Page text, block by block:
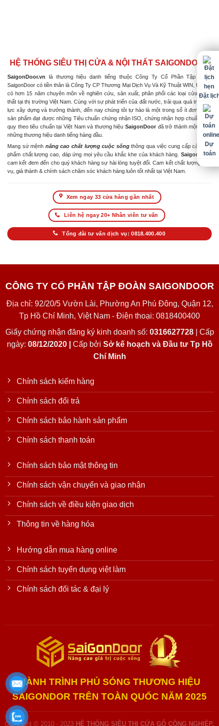
HỆ THỐNG SIÊU THỊ CỬA & NỘI THẤT SAIGONDOOR
SaigonDoor.vn là thương hiệu danh tiếng thuộc Công Ty Cổ Phần Tập Đoàn
SaigonDoor có tiền thân là Công Ty CP Thương Mại Dịch Vụ Và Kỹ Thuật WIN, Đơn vị
có hơn 15 năm chuyên môn về nghiên cứu, sản xuất, phân phối các loại cửa & nội
thất tại thị trường Việt Nam. Cùng với sự phát triển của đất nước, trải qua quá trình nỗ
lực xây dựng và trưởng thành, đến nay chúng tôi tự hào là một trong số ít đơn vị có
sản phẩm đạt được những Tiêu chuẩn chứng nhận ISO, chứng nhận hợp chuẩn hợp
quy theo tiêu chuẩn tại Việt Nam và thương hiệu SaigonDoor đã trở thành một trong
những thương hiệu danh tiếng hàng đầu.
Mang sứ mệnh nâng cao chất lượng cuộc sốngthông qua việc cung cấp các sản
phẩm chất lượng cao, đáp ứng mọi yêu cầu khắc khe của khách hàng. SaigonDoor
cam kết đem đến cho quý khách hàng sự hài lòng tuyệt đối. Cam kết chất lượng dịch
vụ, giá thành & chính sách chăm sóc khách hàng luôn tốt nhất tại Việt Nam.
Xem ngay 33 cửa hàng gần nhất
Liên hệ ngay 20+ Nhân viên tư vấn
Tổng đài tư vấn dịch vụ: 0818.400.400
CÔNG TY CỔ PHẦN TẬP ĐOÀN SAIGONDOOR
Địa chỉ: 92/20/5 Vườn Lài, Phường An Phú Đông, Quận 12,
Tp Hồ Chí Minh, Việt Nam - Điện thoại: 0818400400
Giấy chứng nhận đăng ký kinh doanh số: 0316627728| Cấp
ngày: 08/12/2020 | Cấp bởi Sở kế hoạch và Đầu tư Tp Hồ
Chí Minh
Chính sách kiểm hàng
Chính sách đổi trả
Chính sách bảo hành sản phẩm
Chính sách thanh toán
Chính sách bảo mật thông tin
Chính sách vận chuyển và giao nhận
Chính sách về điều kiện giao dịch
Thông tin về hàng hóa
Hướng dẫn mua hàng online
Chính sách tuyển dụng việt làm
Chính sách đối tác & đại lý
HÀNH TRÌNH PHỦ SÓNG THƯƠNG HIỆU
SAIGONDOR TRÊN TOÀN QUỐC NĂM 2025
Copyright © 2010 - 2023 HỆ THỐNG SIÊU THỊ CỬA GỖ CÔNG NGHIỆP,
Đặt
Dự
toán